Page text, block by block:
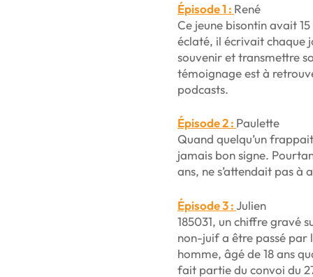
Épisode 1 : René
Ce jeune bisontin avait
éclaté, il écrivait chaque
souvenir et transmettre
témoignage est à
podcasts.
Épisode 2 : Paulette
Quand quelqu’un
jamais bon signe.
ans, ne s’attendait pas
Épisode 3 :Julien
185031, un chiffre gravé
non-juif a être passé par
homme, âgé de 18 ans
fait partie du convoi du